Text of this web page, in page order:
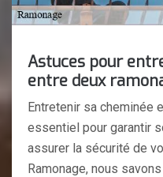
Astuces pour
entre deux
Entretenir sa cheminée
essentiel pour garantir
assurer la sécurité de
Ramonage, nous